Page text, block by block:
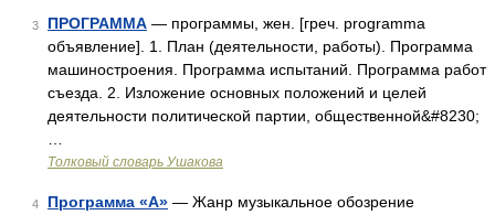
3 ПРОГРАММА — программы, жен. [греч. programma
объявление]. 1. План (деятельности, работы). Программа
машиностроения. Программа испытаний. Программа работ
съезда. 2. Изложение основных положений и целей
деятельности политической партии, общественной&#8230;
Толковый словарь Ушакова
4 Программа «А» — Жанр музыкальное обозрение